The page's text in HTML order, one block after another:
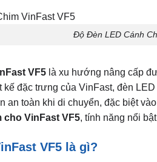
Độ Đèn LED Cánh
VF5là xu hướng nâng cấp
kế đặc trưng của VinFast, đèn
an toàn khi di chuyển, đặc biệt
cho VinFast VF5, tính năng nổi
VF5 là gì?